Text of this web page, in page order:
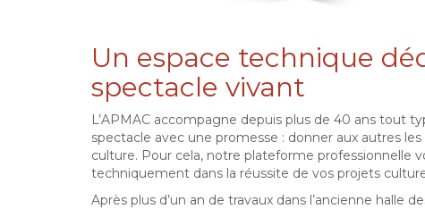
Un espace technique
spectacle vivant
L’APMAC accompagne depuis plus de 40 ans tout
spectacle avec une promesse : donner aux autres
culture. Pour cela, notre plateforme professionnelle
techniquement dans la réussite de vos projets
Après plus d’un an de travaux dans l’ancienne halle